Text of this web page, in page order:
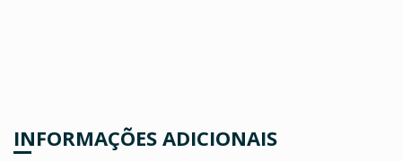
INFORMAÇÕES ADICIONAIS